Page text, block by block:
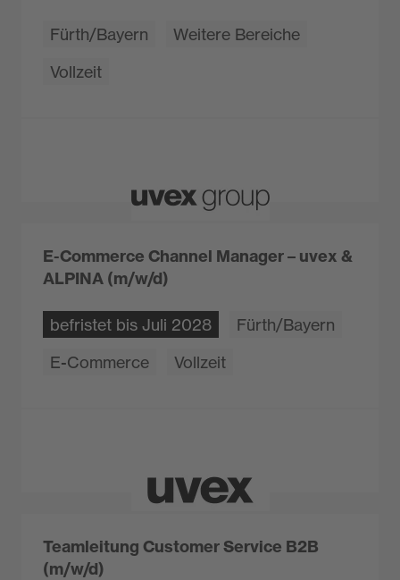
Fürth/Bayern
Weitere Bereiche
Vollzeit
E-Commerce Channel Manager – uvex &
ALPINA (m/w/d)
befristet bis Juli 2028
Fürth/Bayern
E-Commerce
Vollzeit
Teamleitung Customer Service B2B
(m/w/d)